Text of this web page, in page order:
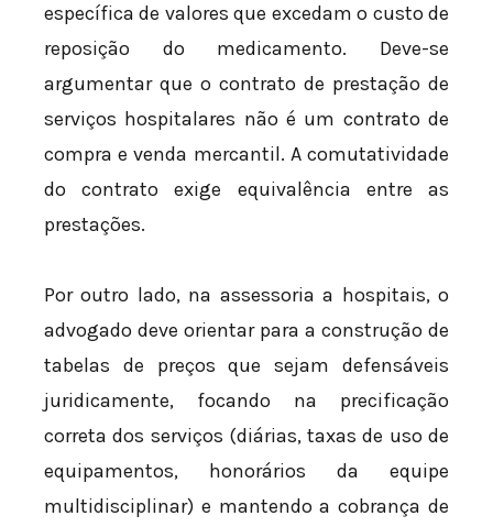
específica de valores que excedam o custo de
reposição do medicamento. Deve-se
argumentar que o contrato de prestação de
serviços hospitalares não é um contrato de
compra e venda mercantil. A comutatividade
do contrato exige equivalência entre as
prestações.
Por outro lado, na assessoria a hospitais, o
advogado deve orientar para a construção de
tabelas de preços que sejam defensáveis
juridicamente, focando na precificação
correta dos serviços (diárias, taxas de uso de
equipamentos, honorários da equipe
multidisciplinar) e mantendo a cobrança de